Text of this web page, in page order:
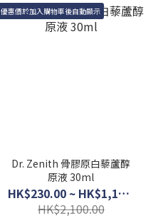
優惠價於加入購物車後自動顯示
Dr. Zenith 骨膠原白藜蘆醇
原液 30ml
HK$230.00 ~ HK$1,150.00
HK$2,100.00